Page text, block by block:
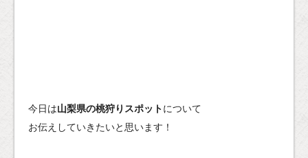
今日は山梨県の桃狩りスポットについて
お伝えしていきたいと思います！